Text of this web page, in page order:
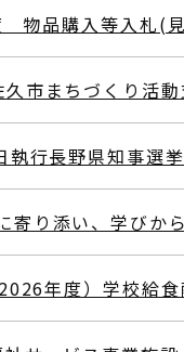
物品購入等入札(
市まちづくり活
行長野県知事選
寄り添い、学びか
年度）学校給食